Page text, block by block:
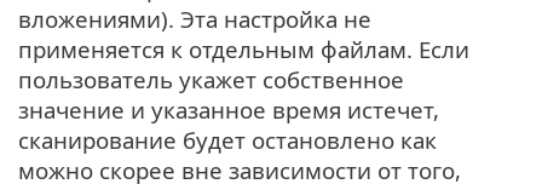
вложениями). Эта настройка не
применяется к отдельным файлам. Если
пользователь укажет собственное
значение и указанное время истечет,
сканирование будет остановлено как
можно скорее вне зависимости от того,